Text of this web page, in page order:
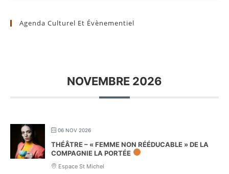
Agenda Culturel Et Évènementiel
NOVEMBRE 2026
06 NOV 2026
THÉÂTRE – « FEMME NON RÉÉDUCABLE » DE LA
COMPAGNIE LA PORTÉE
Espace St Michel